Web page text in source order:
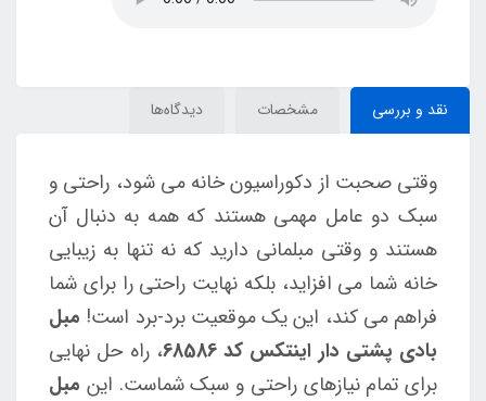
نقد و بررسی مشخصات دیدگاه‌ها
وقتی صحبت از دکوراسیون خانه می شود، راحتی و
سبک دو عامل مهمی هستند که همه به دنبال آن
هستند و وقتی مبلمانی دارید که نه تنها به زیبایی
خانه شما می افزاید، بلکه نهایت راحتی را برای شما
فراهم می کند، این یک موقعیت برد-برد است! مبل
بادی پشتی دار اینتکس کد 68586
، راه حل نهایی
برای تمام نیازهای راحتی و سبک شماست. این مبل